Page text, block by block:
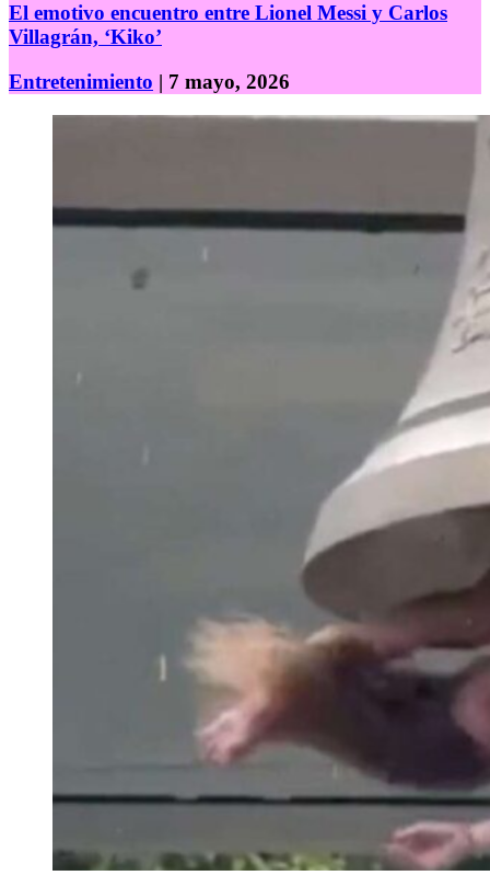
El emotivo encuentro entre Lionel Messi y Carlos
Villagrán, ‘Kiko’
Entretenimiento | 7 mayo, 2026